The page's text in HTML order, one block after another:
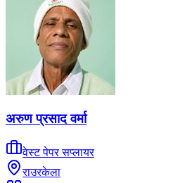
अरुण प्रसाद वर्मा
वेस्ट पेपर सप्लायर
राउरकेला